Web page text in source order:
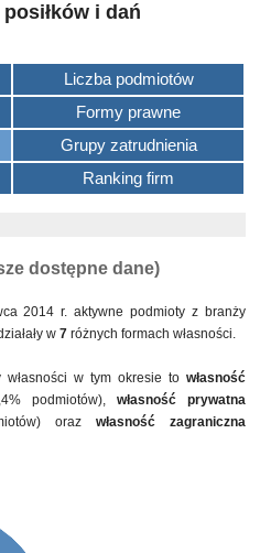
i dań
Liczba podmiotów
Formy prawne
Grupy zatrudnienia
Ranking firm
dostępne dane)
2014 r. aktywne podmioty z branży
w 7 różnych formach własności.
własności w tym okresie to własność
podmiotów), własność prywatna
oraz własność zagraniczna